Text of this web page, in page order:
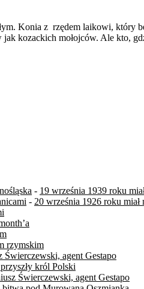
Konia z rzędem laikowi,
jak kozackich mołojców. Ale kto,
- 19 września 1939 roku
- 20 września 1926 roku miał
rzymskim
Świerczewski, agent Gestapo
król Polski
Świerczewski, agent Gestapo